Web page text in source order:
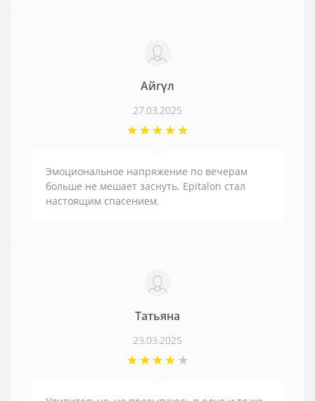
Айгүл
27.03.2025
Эмоциональное напряжение по вечерам
больше не мешает заснуть. Epitalon стал
настоящим спасением.
Татьяна
23.03.2025